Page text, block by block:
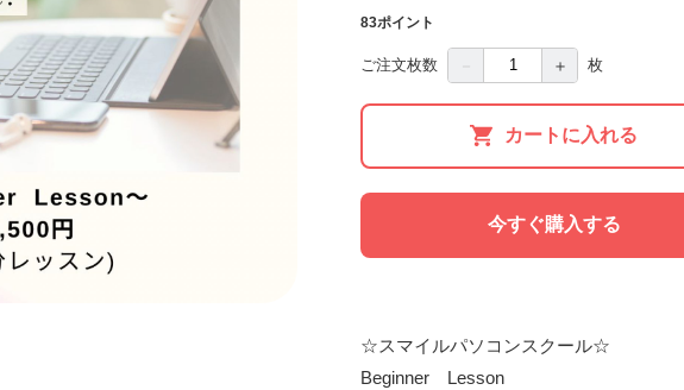
83ポイント
ご注文枚数 ＋ 枚
カートに入れる
今すぐ購入する
☆スマイルパソコンスクール☆
Beginner　Lesson